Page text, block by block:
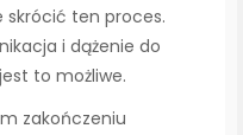
skrócić ten proces.
i dążenie do
to możliwe.
zakończeniu